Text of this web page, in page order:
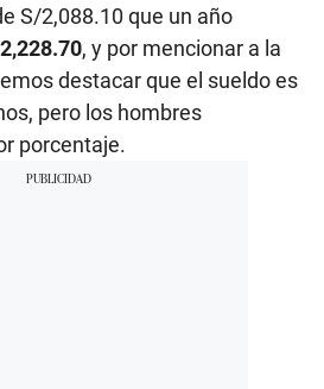
S/2,088.10 que un año
2,228.70, y por mencionar a la
destacar que el sueldo es
pero los hombres
porcentaje.